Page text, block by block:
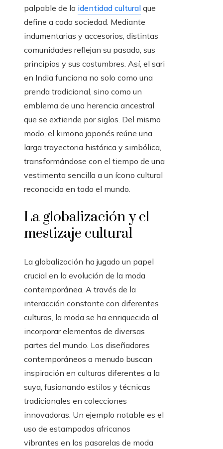
palpable de la identidad cultural que
define a cada sociedad. Mediante
indumentarias y accesorios, distintas
comunidades reflejan su pasado, sus
principios y sus costumbres. Así, el sari
en India funciona no solo como una
prenda tradicional, sino como un
emblema de una herencia ancestral
que se extiende por siglos. Del mismo
modo, el kimono japonés reúne una
larga trayectoria histórica y simbólica,
transformándose con el tiempo de una
vestimenta sencilla a un ícono cultural
reconocido en todo el mundo.
La globalización y el
mestizaje cultural
La globalización ha jugado un papel
crucial en la evolución de la moda
contemporánea. A través de la
interacción constante con diferentes
culturas, la moda se ha enriquecido al
incorporar elementos de diversas
partes del mundo. Los diseñadores
contemporáneos a menudo buscan
inspiración en culturas diferentes a la
suya, fusionando estilos y técnicas
tradicionales en colecciones
innovadoras. Un ejemplo notable es el
uso de estampados africanos
vibrantes en las pasarelas de moda